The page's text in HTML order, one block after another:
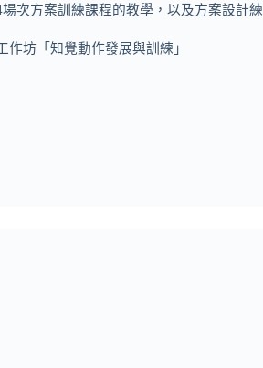
場次方案訓練課程的教學，以及方案設計練
作坊「知覺動作發展與訓練」